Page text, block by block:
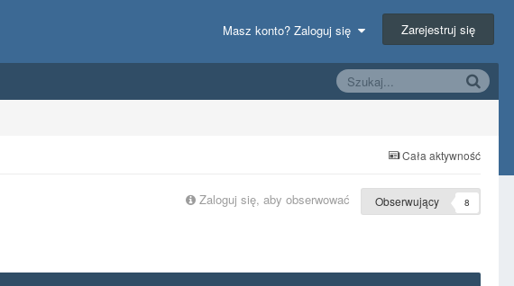
Masz konto? Zaloguj się Zarejestruj się
Cała aktywność
Zaloguj się, aby obserwować Obserwujący 8